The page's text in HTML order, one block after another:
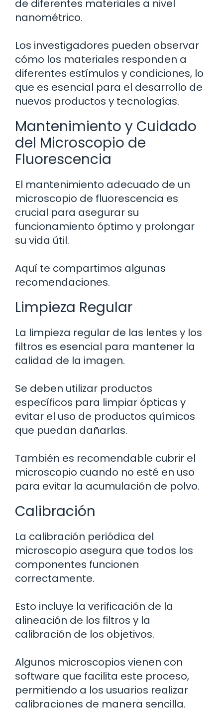
de diferentes materiales a nivel
nanométrico.
Los investigadores pueden observar
cómo los materiales responden a
diferentes estímulos y condiciones, lo
que es esencial para el desarrollo de
nuevos productos y tecnologías.
Mantenimiento y Cuidado
del Microscopio de
Fluorescencia
El mantenimiento adecuado de un
microscopio de fluorescencia es
crucial para asegurar su
funcionamiento óptimo y prolongar
su vida útil.
Aquí te compartimos algunas
recomendaciones.
Limpieza Regular
La limpieza regular de las lentes y los
filtros es esencial para mantener la
calidad de la imagen.
Se deben utilizar productos
específicos para limpiar ópticas y
evitar el uso de productos químicos
que puedan dañarlas.
También es recomendable cubrir el
microscopio cuando no esté en uso
para evitar la acumulación de polvo.
Calibración
La calibración periódica del
microscopio asegura que todos los
componentes funcionen
correctamente.
Esto incluye la verificación de la
alineación de los filtros y la
calibración de los objetivos.
Algunos microscopios vienen con
software que facilita este proceso,
permitiendo a los usuarios realizar
calibraciones de manera sencilla.